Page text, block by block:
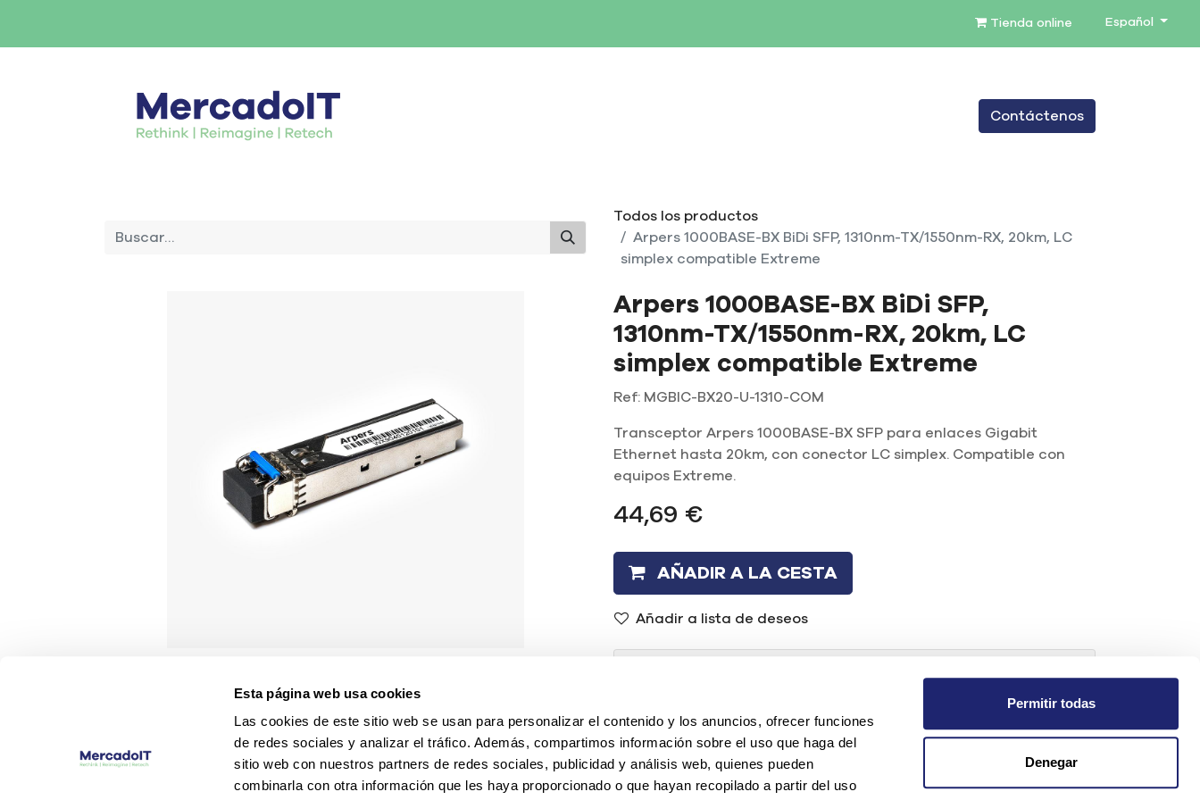
Esta página web usa cookies
Las cookies de este sitio web se usan para personalizar el contenido y los anuncios, ofrecer funciones
de redes sociales y analizar el tráfico. Además, compartimos información sobre el uso que haga del
sitio web con nuestros partners de redes sociales, publicidad y análisis web, quienes pueden
combinarla con otra información que les haya proporcionado o que hayan recopilado a partir del uso
Permitir todas
Denegar
Tienda online Español
BLOG
Contáctenos
Todos los productos
Arpers 1000BASE-BX BiDi SFP, 1310nm-TX/1550nm-RX, 20km, LC
simplex compatible Extreme
Arpers 1000BASE-BX BiDi SFP,
1310nm-TX/1550nm-RX, 20km, LC
simplex compatible Extreme
Ref: MGBIC-BX20-U-1310-COM
Transceptor Arpers 1000BASE-BX SFP para enlaces Gigabit
Ethernet hasta 20km, con conector LC simplex. Compatible con
equipos Extreme.
44,69 €
AÑADIR A LA CESTA
Añadir a lista de deseos
(+34) 96 104 29 55
contacto@mercadoit.com
O chatea con nosotros